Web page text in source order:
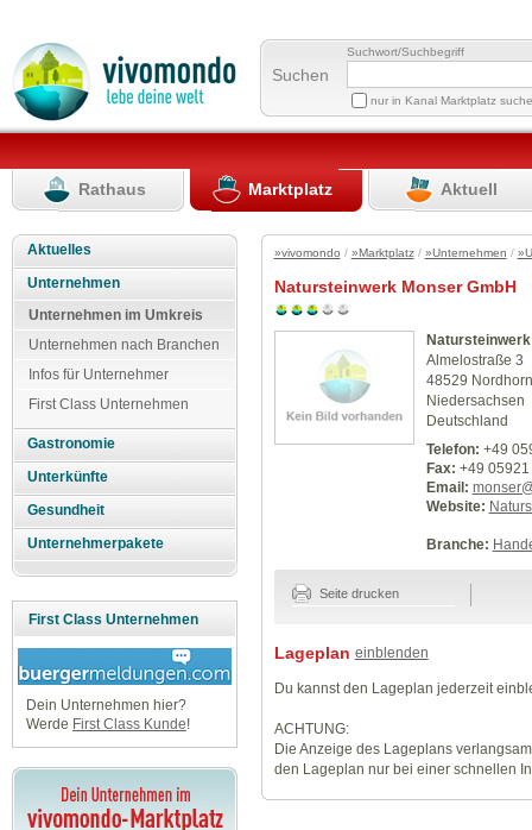
Suchen
Suchwort/Suchbegriff
nur in Kanal Marktplatz
Rathaus Marktplatz Aktuell
Aktuelles
Unternehmen
Unternehmen im Umkreis
Unternehmen nach Branchen
Infos für Unternehmer
First Class Unternehmen
Gastronomie
Unterkünfte
Gesundheit
Unternehmerpakete
First Class Unternehmen
Dein Unternehmen hier?
Werde First Class Kunde!
»vivomondo / »Marktplatz/ »Unternehmen /
Natursteinwerk Monser GmbH
Almelostraße 3
48529 Nordhorn
Niedersachsen
Deutschland
Telefon: +49
Fax: +49
Email:
Website:
Branche:
Seite drucken
Lageplan einblenden
Du kannst den Lageplan jederzeit
ACHTUNG:
Die Anzeige des Lageplans
den Lageplan nur bei einer schnellen